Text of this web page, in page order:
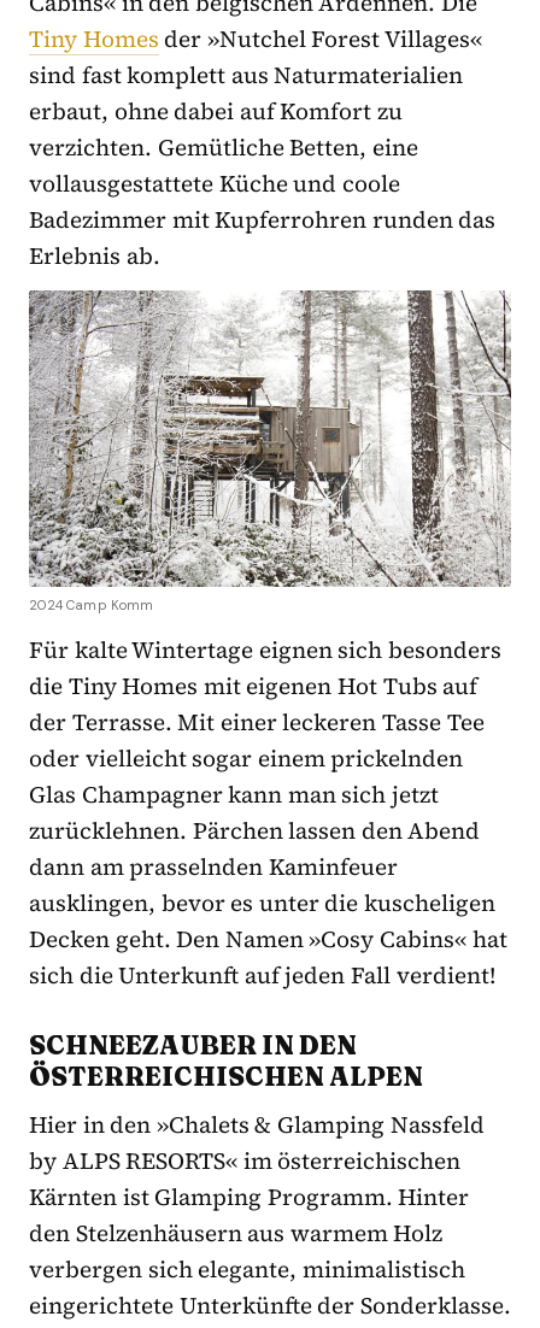
Tiny Homes der »Nutchel Forest Villages«
sind fast komplett aus Naturmaterialien
erbaut, ohne dabei auf Komfort zu
verzichten. Gemütliche Betten, eine
vollausgestattete Küche und coole
Badezimmer mit Kupferrohren runden das
Erlebnis ab.
2024 Camp Komm
Für kalte Wintertage eignen sich besonders
die Tiny Homes mit eigenen Hot Tubs auf
der Terrasse. Mit einer leckeren Tasse Tee
oder vielleicht sogar einem prickelnden
Glas Champagner kann man sich jetzt
zurücklehnen. Pärchen lassen den Abend
dann am prasselnden Kaminfeuer
ausklingen, bevor es unter die kuscheligen
Decken geht. Den Namen »Cosy Cabins« hat
sich die Unterkunft auf jeden Fall verdient!
SCHNEEZAUBER IN DEN
ÖSTERREICHISCHEN ALPEN
Hier in den »Chalets & Glamping Nassfeld
by ALPS RESORTS« im österreichischen
Kärnten ist Glamping Programm. Hinter
den Stelzenhäusern aus warmem Holz
verbergen sich elegante, minimalistisch
eingerichtete Unterkünfte der Sonderklasse.